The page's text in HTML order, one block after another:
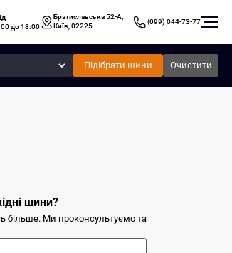
до 18:00
Братиславська 52-А,
Київ, 02225
(099) 044-73-77
Підібрати шини Очистити
шини?
більше. Ми проконсультуємо та